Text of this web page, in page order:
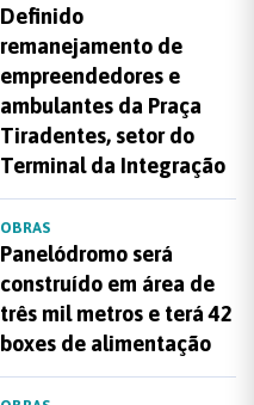
Definido
remanejamento de
empreendedores e
ambulantes da Praça
Tiradentes, setor do
Terminal da Integração
OBRAS
Panelódromo será
construído em área de
três mil metros e terá 42
boxes de alimentação